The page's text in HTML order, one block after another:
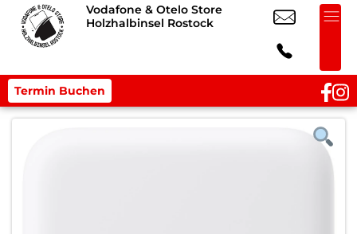
Vodafone & Otelo Store
Holzhalbinsel Rostock
Termin Buchen